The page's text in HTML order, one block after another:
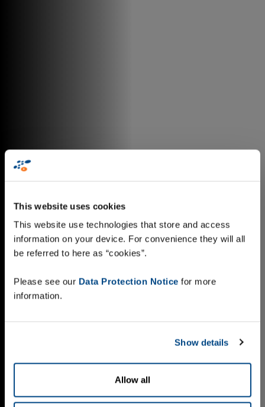
This website uses cookies
This website use technologies that store and access
information on your device. For convenience they will all
be referred to here as “cookies”.
Please see our Data Protection Notice for more
information.
Show details
Allow all